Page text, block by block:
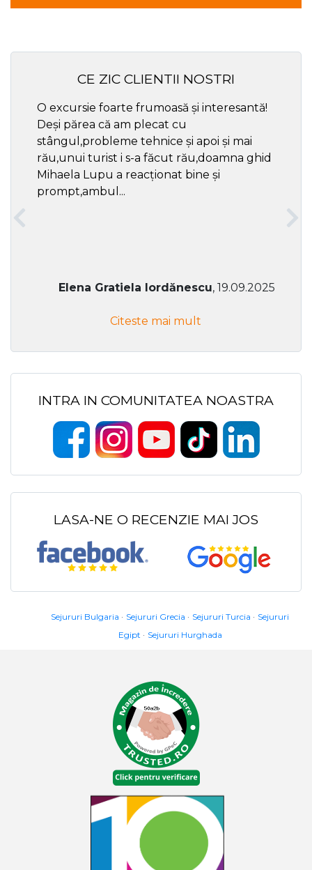
CE ZIC CLIENTII NOSTRI
O excursie foarte frumoasă și interesantă!
Deși părea că am plecat cu
stângul,probleme tehnice și apoi și mai
rău,unui turist i s-a făcut rău,doamna ghid
Mihaela Lupu a reacționat bine și
prompt,ambul...
Elena Gratiela Iordănescu, 19.09.2025
Citeste mai mult
INTRA IN COMUNITATEA NOASTRA
LASA-NE O RECENZIE MAI JOS
Sejururi Bulgaria Sejururi Grecia Sejururi Turcia
Sejururi
Egipt
Sejururi Hurghada